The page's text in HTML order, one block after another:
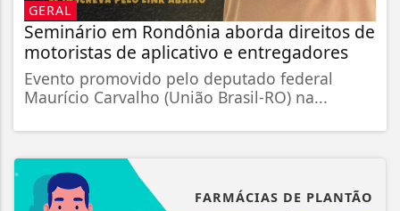
GERAL
Seminário em Rondônia aborda direitos de
motoristas de aplicativo e entregadores
Evento promovido pelo deputado federal
Maurício Carvalho (União Brasil-RO) na...
FARMÁCIAS DE PLANTÃO